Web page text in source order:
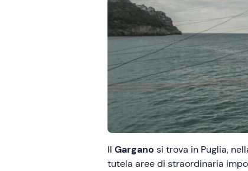
Il Gargano si trova in Puglia,
tutela aree di straordinaria